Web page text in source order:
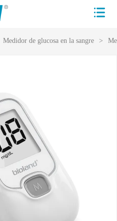
Medidor de glucosa en la sangre >